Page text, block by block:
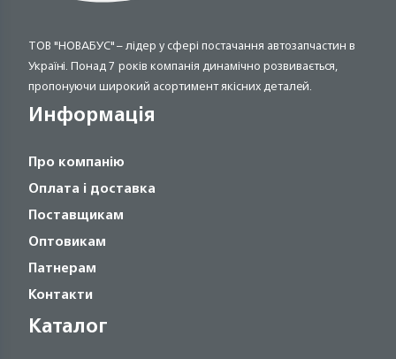
ТОВ "НОВАБУС" – лідер у сфері постачання автозапчастин в
Україні. Понад 7 років компанія динамічно розвивається,
пропонуючи широкий асортимент якісних деталей.
Информація
Про компанію
Оплата і доставка
Поставщикам
Оптовикам
Патнерам
Контакти
Каталог